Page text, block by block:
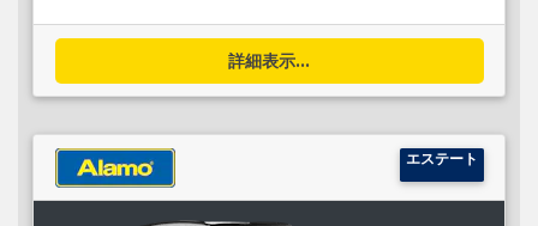
詳細表示...
エステート